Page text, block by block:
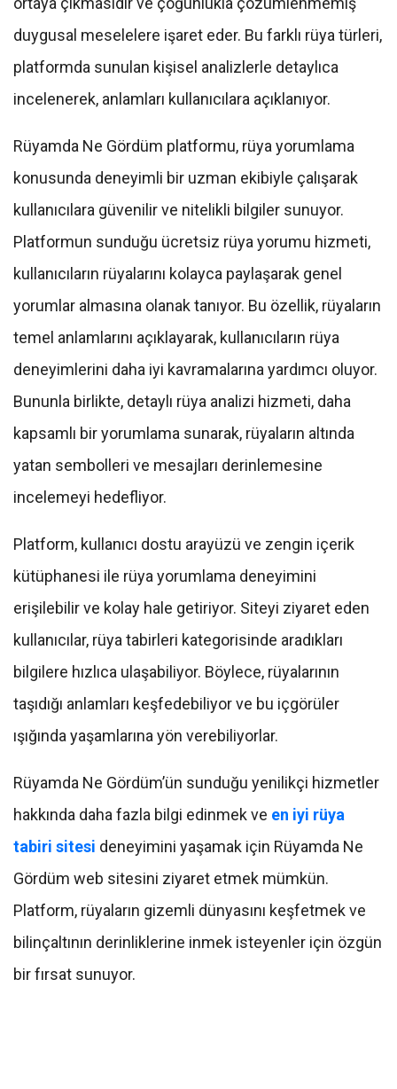
duygusal meselelere işaret eder. Bu farklı rüya türleri,
platformda sunulan kişisel analizlerle detaylıca
incelenerek, anlamları kullanıcılara açıklanıyor.
Rüyamda Ne Gördüm platformu, rüya yorumlama
konusunda deneyimli bir uzman ekibiyle çalışarak
kullanıcılara güvenilir ve nitelikli bilgiler sunuyor.
Platformun sunduğu ücretsiz rüya yorumu hizmeti,
kullanıcıların rüyalarını kolayca paylaşarak genel
yorumlar almasına olanak tanıyor. Bu özellik, rüyaların
temel anlamlarını açıklayarak, kullanıcıların rüya
deneyimlerini daha iyi kavramalarına yardımcı oluyor.
Bununla birlikte, detaylı rüya analizi hizmeti, daha
kapsamlı bir yorumlama sunarak, rüyaların altında
yatan sembolleri ve mesajları derinlemesine
incelemeyi hedefliyor.
Platform, kullanıcı dostu arayüzü ve zengin içerik
kütüphanesi ile rüya yorumlama deneyimini
erişilebilir ve kolay hale getiriyor. Siteyi ziyaret eden
kullanıcılar, rüya tabirleri kategorisinde aradıkları
bilgilere hızlıca ulaşabiliyor. Böylece, rüyalarının
taşıdığı anlamları keşfedebiliyor ve bu içgörüler
ışığında yaşamlarına yön verebiliyorlar.
Rüyamda Ne Gördüm’ün sunduğu yenilikçi hizmetler
hakkında daha fazla bilgi edinmek ve en iyi rüya
tabiri sitesi deneyimini yaşamak için Rüyamda Ne
Gördüm web sitesini ziyaret etmek mümkün.
Platform, rüyaların gizemli dünyasını keşfetmek ve
bilinçaltının derinliklerine inmek isteyenler için özgün
bir fırsat sunuyor.